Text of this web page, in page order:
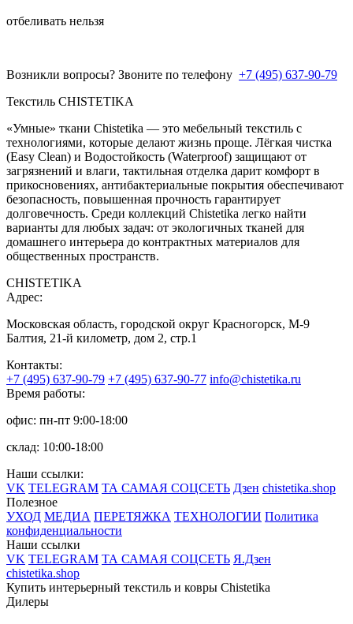
отбеливать нельзя
Возникли вопросы? Звоните по телефону +7 (495) 637-90-79
Текстиль CHISTETIKA
«Умные» ткани Chistetika — это мебельный текстиль с
технологиями, которые делают жизнь проще. Лёгкая чистка
(Easy Clean) и Водостойкость (Waterproof) защищают от
загрязнений и влаги, тактильная отделка дарит комфорт в
прикосновениях, антибактериальные покрытия обеспечивают
безопасность, повышенная прочность гарантирует
долговечность. Среди коллекций Chistetika легко найти
варианты для любых задач: от экологичных тканей для
домашнего интерьера до контрактных материалов для
общественных пространств.
CHISTETIKA
Адрес:
Московская область, городской округ Красногорск, М-9
Балтия, 21-й километр, дом 2, стр.1
Контакты:
+7 (495) 637-90-79 +7 (495) 637-90-77 info@chistetika.ru
Время работы:
офис: пн-пт 9:00-18:00
склад: 10:00-18:00
Наши ссылки:
VK TELEGRAM ТА САМАЯ СОЦСЕТЬ Дзен chistetika.shop
Полезное
УХОД МЕДИА ПЕРЕТЯЖКА ТЕХНОЛОГИИ Политика
конфиденциальности
Наши ссылки
VK TELEGRAM ТА САМАЯ СОЦСЕТЬ Я.Дзен
chistetika.shop
Купить интерьерный текстиль и ковры Chistetika
Дилеры